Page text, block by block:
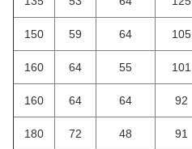
150 59 64 105
160 64 55 101
160 64 64 92
180 72 48 91